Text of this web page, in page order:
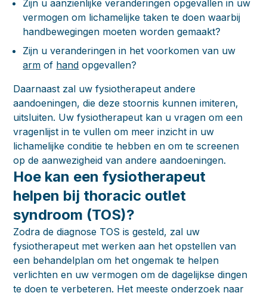
Zijn u aanzienlijke veranderingen opgevallen in uw
vermogen om lichamelijke taken te doen waarbij
handbewegingen moeten worden gemaakt?
Zijn u veranderingen in het voorkomen van uw
arm of hand opgevallen?
Daarnaast zal uw fysiotherapeut andere
aandoeningen, die deze stoornis kunnen imiteren,
uitsluiten. Uw fysiotherapeut kan u vragen om een
vragenlijst in te vullen om meer inzicht in uw
lichamelijke conditie te hebben en om te screenen
op de aanwezigheid van andere aandoeningen.
Hoe kan een fysiotherapeut
helpen bij thoracic outlet
syndroom (TOS)?
Zodra de diagnose TOS is gesteld, zal uw
fysiotherapeut met werken aan het opstellen van
een behandelplan om het ongemak te helpen
verlichten en uw vermogen om de dagelijkse dingen
te doen te verbeteren. Het meeste onderzoek naar